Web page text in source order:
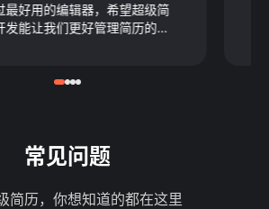
最好用的编辑器，希望超级简
发能让我们更好管理简历的功
常见问题
简历，你想知道的都在这里